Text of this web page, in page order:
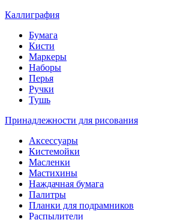
Каллиграфия
Бумага
Кисти
Маркеры
Наборы
Перья
Ручки
Тушь
Принадлежности для рисования
Аксессуары
Кистемойки
Масленки
Мастихины
Наждачная бумага
Палитры
Планки для подрамников
Распылители